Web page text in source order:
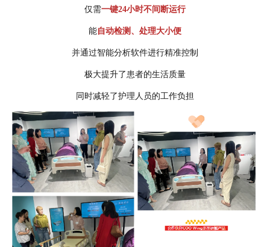
仅需一键24小时不间断运行
能自动检测、处理大小便
并通过智能分析软件进行精准控制
极大提升了患者的生活质量
同时减轻了护理人员的工作负担